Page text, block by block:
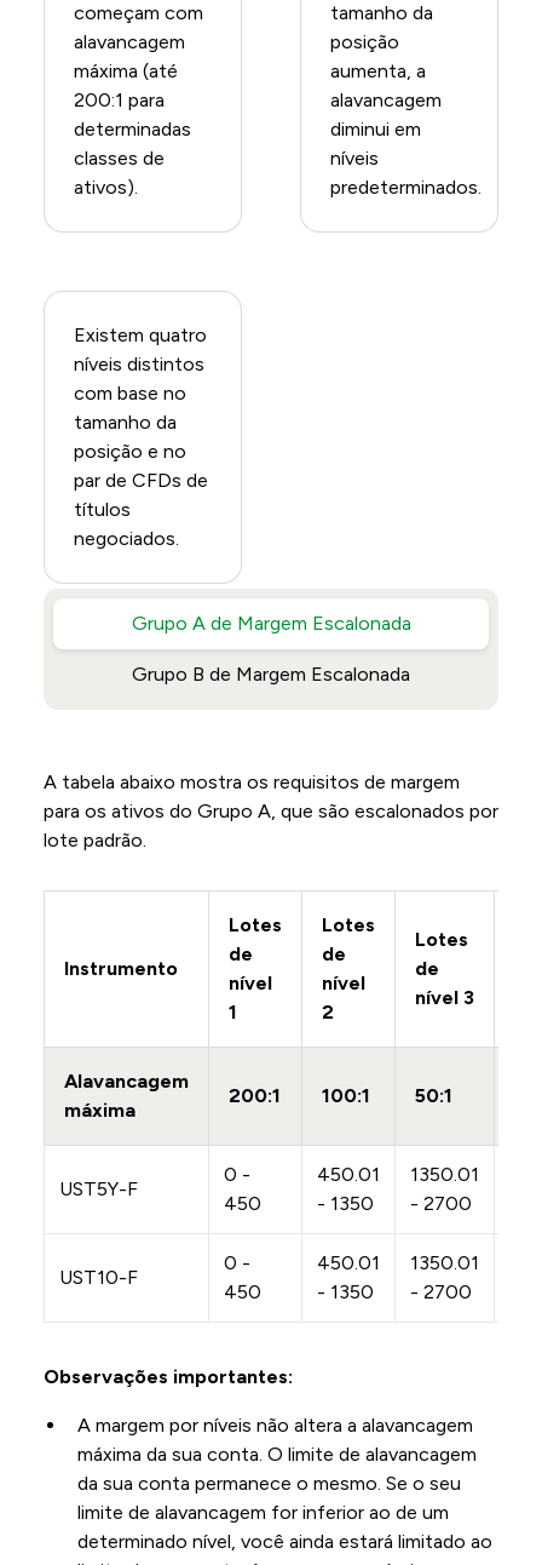
começam com
alavancagem
máxima (até
200:1 para
determinadas
classes de
ativos).
tamanho da
posição
aumenta, a
alavancagem
diminui em
níveis
predeterminados.
Existem quatro
níveis distintos
com base no
tamanho da
posição e no
par de CFDs de
títulos
negociados.
Grupo A de Margem Escalonada
Grupo B de Margem Escalonada
A tabela abaixo mostra os requisitos de margem
para os ativos do Grupo A, que são escalonados por
lote padrão.
Instrumento
Lotes
de
nível
1
Lotes
de
nível
2
Lotes
de
nível 3
Alavancagem
máxima
200:1 100:1 50:1
UST5Y-F
0 -
450
450.01
- 1350
1350.01
- 2700
UST10-F
0 -
450
450.01
- 1350
1350.01
- 2700
Observações importantes:
A margem por níveis não altera a alavancagem
máxima da sua conta. O limite de alavancagem
da sua conta permanece o mesmo. Se o seu
limite de alavancagem for inferior ao de um
determinado nível, você ainda estará limitado ao